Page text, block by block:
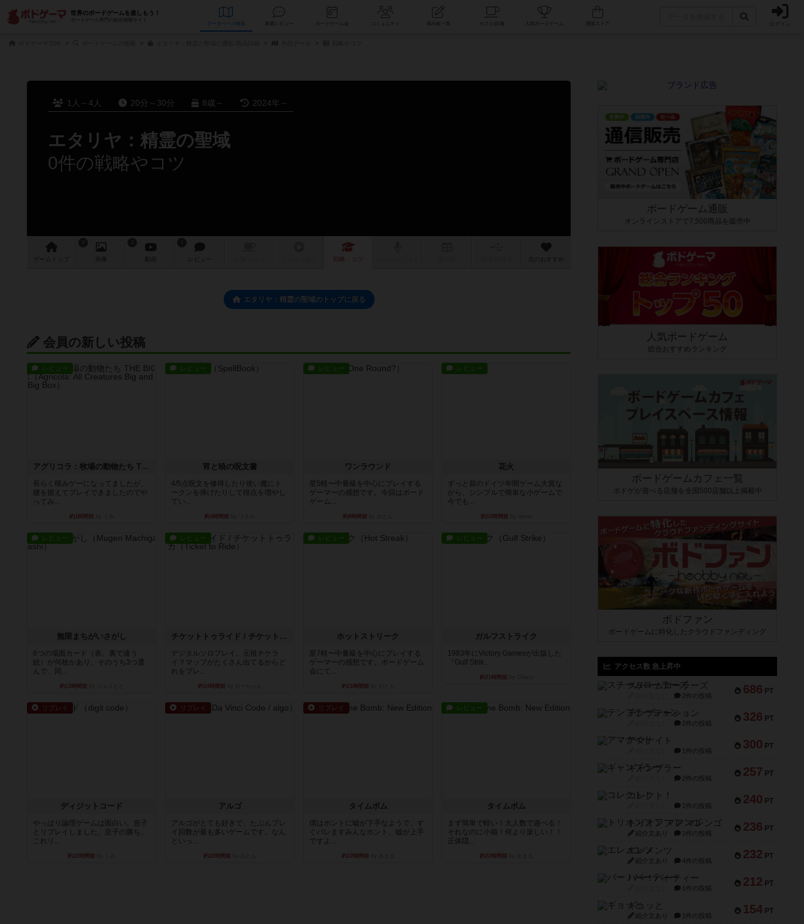
世界のボードゲームを楽しもう！
ボードゲーム専門の総合情報サイト
データベース コミュニティ 人気ボードゲーム ログイン
1人～4人 20分～30分 8歳～ 2024年～
エタリヤ：精霊の聖域
0件の戦略やコツ
ゲーム トップ 画像 レビュー 戦略 ・コツ 次のおすすめ
エタリヤ：精霊の聖域のトップに戻る
会員の新しい投稿
レビュー
アグリコラ：牧場の動物たち THE BIG BOX
長らく積みゲーになってましたが、
腰を据えてプレイできましたのでや
ってみ...
約1時間前
レビュー
宵と暁の呪文書
4/5点呪文を修得したり使い魔にト
ークンを捧げたりして得点を増やし
てい...
約4時間前
レビュー
ワンラウンド
星5軽〜中量級を中心にプレイする
ゲーマーの感想です。今回はボード
ゲーム...
約8時間前
レビュー
花火
ずっと前のドイツ年間ゲーム大賞な
がら、シンプルで簡単な小ゲームで
今でも...
約10時間前
レビュー
無限まちがいさがし
6つの場面カード（表、裏で違う
絵）が何枚かあり、そのうち3つ選
んで、同...
約13時間前
レビュー
チケットトゥライド / チケットトゥライドアメリカ
デジタルソロプレイ。元祖チケラ
イ？マップがたくさん出てるからど
れをプレ...
約14時間前
レビュー
ホットストリーク
星7軽〜中量級を中心にプレイする
ゲーマーの感想です。ボードゲーム
会にて...
約21時間前
レビュー
ガルフストライク
1983年にVictory Gamesが出版した
『Gulf Strik...
約21時間前
リプレイ
ディジットコード
やっぱり論理ゲームは面白い。息子
とリプレイしました。息子の勝ち。
これリ...
約22時間前
リプレイ
アルゴ
アルゴがとても好きで、たぶんプレ
イ回数が最も多いゲームです。なん
といっ...
約22時間前
リプレイ
タイムボム
僕はホントに嘘が下手なようで、す
ぐバレますみんなホント、嘘が上手
ですよ...
約22時間前
レビュー
タイムボム
まず簡単で軽い！大人数で遊べる！
それなのに小箱！何より楽しい！！
正体隠...
約22時間前
ボードゲーム通販
オンラインストアで7,500商品を販売中
人気ボードゲーム
総合おすすめランキング
ボードゲームカフェ一覧
ボドゲが遊べる店舗を全国500店舗以上掲載中
ボドファン
ボードゲームに特化したクラウドファンディング
アクセス数 急上昇中
686 PT
スチームローラーズ
2件の投稿
326 PT
テンプテーション
2件の投稿
300 PT
アマナイト
1件の投稿
257 PT
ギャンブラー
2件の投稿
240 PT
コレクト！
1件の投稿
236 PT
トリオンフ ア マレンゴ
紹介文あり 1件の投稿
232 PT
エレメンツ
紹介文あり 4件の投稿
212 PT
バー！パーティー
1件の投稿
154 PT
ギョッと
紹介文あり 1件の投稿